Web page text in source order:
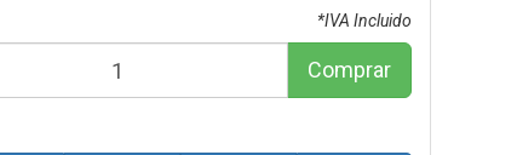
*IVA Incluido
Comprar